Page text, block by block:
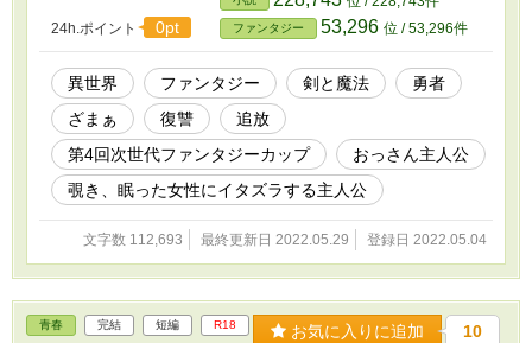
24h.ポイント 0pt ファンタジー 53,296 位 / 53,296件
異世界 ファンタジー 剣と魔法
勇者
ざまぁ
復讐
追放
第4回次世代ファンタジーカップ
おっさん主人公
覗き、眠った女性にイタズラする主人公
文字数 112,693 最終更新日 2022.05.29 登録日 2022.05.04
青春 完結 短編 R18 お気に入りに追加 10